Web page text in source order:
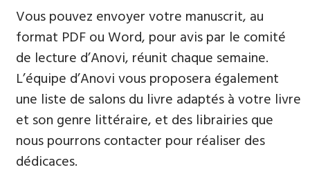
Vous pouvez envoyer votre manuscrit, au
format PDF ou Word, pour avis par le comité
de lecture d’Anovi, réunit chaque semaine.
L’équipe d’Anovi vous proposera également
une liste de salons du livre adaptés à votre livre
et son genre littéraire, et des librairies que
nous pourrons contacter pour réaliser des
dédicaces.